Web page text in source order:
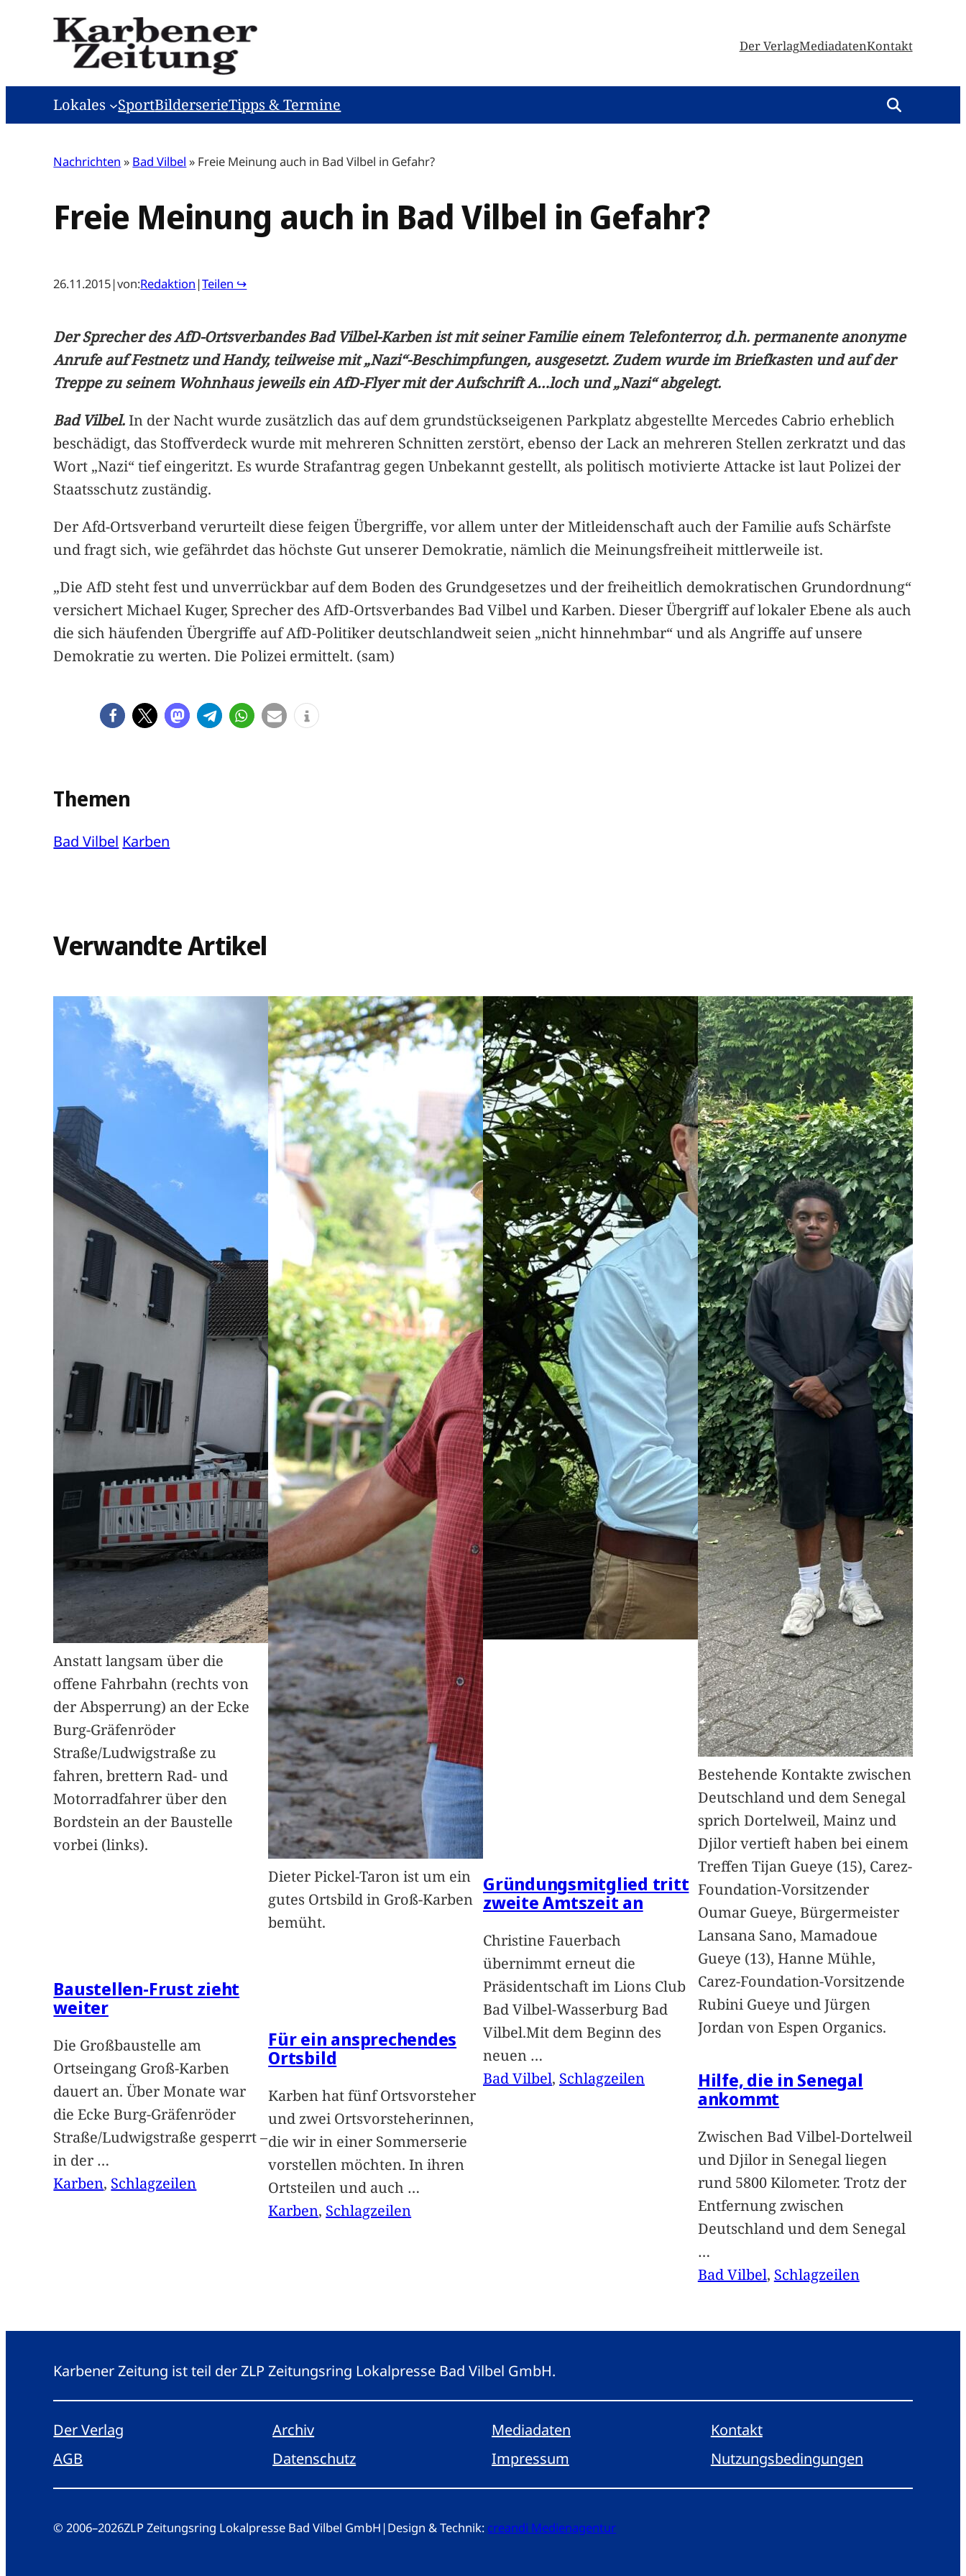
Der VerlagMediadatenKontakt
Lokales SportBilderserieTipps & Termine
Nachrichten » Bad Vilbel » Freie Meinung auch in Bad Vilbel in Gefahr?
Freie Meinung auch in Bad Vilbel in Gefahr?
26.11.2015|von:Redaktion |Teilen ↪
Der Sprecher des AfD-Ortsverbandes Bad Vilbel-Karben ist mit seiner Familie einem Telefonterror, d.h. permanente anonyme
Anrufe auf Festnetz und Handy, teilweise mit „Nazi“-Beschimpfungen, ausgesetzt. Zudem wurde im Briefkasten und auf der
Treppe zu seinem Wohnhaus jeweils ein AfD-Flyer mit der Aufschrift A…loch und „Nazi“ abgelegt.
Bad Vilbel.In der Nacht wurde zusätzlich das auf dem grundstückseigenen Parkplatz abgestellte Mercedes Cabrio erheblich
beschädigt, das Stoffverdeck wurde mit mehreren Schnitten zerstört, ebenso der Lack an mehreren Stellen zerkratzt und das
Wort „Nazi“ tief eingeritzt. Es wurde Strafantrag gegen Unbekannt gestellt, als politisch motivierte Attacke ist laut Polizei der
Staatsschutz zuständig.
Der Afd-Ortsverband verurteilt diese feigen Übergriffe, vor allem unter der Mitleidenschaft auch der Familie aufs Schärfste
und fragt sich, wie gefährdet das höchste Gut unserer Demokratie, nämlich die Meinungsfreiheit mittlerweile ist.
„Die AfD steht fest und unverrückbar auf dem Boden des Grundgesetzes und der freiheitlich demokratischen Grundordnung“
versichert Michael Kuger, Sprecher des AfD-Ortsverbandes Bad Vilbel und Karben. Dieser Übergriff auf lokaler Ebene als auch
die sich häufenden Übergriffe auf AfD-Politiker deutschlandweit seien „nicht hinnehmbar“ und als Angriffe auf unsere
Demokratie zu werten. Die Polizei ermittelt. (sam)
Themen
Bad Vilbel Karben
Verwandte Artikel
Anstatt langsam über die
offene Fahrbahn (rechts von
der Absperrung) an der Ecke
Burg-Gräfenröder
Straße/Ludwigstraße zu
fahren, brettern Rad- und
Motorradfahrer über den
Bordstein an der Baustelle
vorbei (links).
Baustellen-Frust zieht
weiter
Die Großbaustelle am
Ortseingang Groß-Karben
dauert an. Über Monate war
die Ecke Burg-Gräfenröder
Straße/Ludwigstraße gesperrt –
in der …
Karben, Schlagzeilen
Dieter Pickel-Taron ist um ein
gutes Ortsbild in Groß-Karben
bemüht.
Für ein ansprechendes
Ortsbild
Karben hat fünf Ortsvorsteher
und zwei Ortsvorsteherinnen,
die wir in einer Sommerserie
vorstellen möchten. In ihren
Ortsteilen und auch …
Karben, Schlagzeilen
Gründungsmitglied tritt
zweite Amtszeit an
Christine Fauerbach
übernimmt erneut die
Präsidentschaft im Lions Club
Bad Vilbel-Wasserburg Bad
Vilbel.Mit dem Beginn des
neuen …
Bad Vilbel, Schlagzeilen
Bestehende Kontakte zwischen
Deutschland und dem Senegal
sprich Dortelweil, Mainz und
Djilor vertieft haben bei einem
Treffen Tijan Gueye (15), Carez-
Foundation-Vorsitzender
Oumar Gueye, Bürgermeister
Lansana Sano, Mamadoue
Gueye (13), Hanne Mühle,
Carez-Foundation-Vorsitzende
Rubini Gueye und Jürgen
Jordan von Espen Organics.
Hilfe, die in Senegal
ankommt
Zwischen Bad Vilbel-Dortelweil
und Djilor in Senegal liegen
rund 5800 Kilometer. Trotz der
Entfernung zwischen
Deutschland und dem Senegal
…
Bad Vilbel, Schlagzeilen
Karbener Zeitung ist teil der ZLP Zeitungsring Lokalpresse Bad Vilbel GmbH.
Der Verlag Archiv Mediadaten
Kontakt
AGB
Datenschutz Impressum Nutzungsbedingungen
© 2006–2026ZLP Zeitungsring Lokalpresse Bad Vilbel GmbH |Design & Technik: creandi Medienagentur